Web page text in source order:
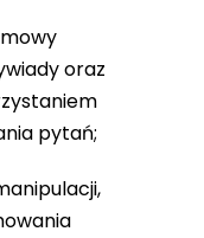
oraz
pytań;